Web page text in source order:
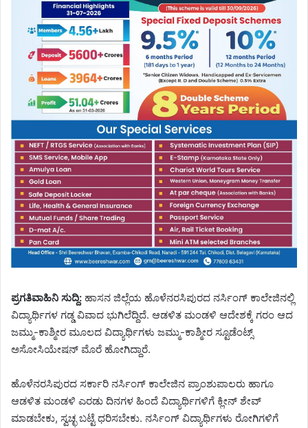
ಪ್ರಗತಿವಾಹಿನಿ ಸುದ್ದಿ: ಹಾಸನ ಜಿಲ್ಲೆಯ ಹೊಳೆನರಸಿಪುರದ ನರ್ಸಿಂಗ್ ಕಾಲೇಜಿನಲ್ಲಿ
ವಿದ್ಯಾರ್ಥಿಗಳ ಗಡ್ಡ ವಿವಾದ ಭುಗಿಲೆದ್ದಿದೆ. ಆಡಳಿತ ಮಂಡಳಿ ಆದೇಶಕ್ಕೆ ಗರಂ ಆದ
ಜಮ್ಮು-ಕಾಶ್ಮೀರ ಮೂಲದ ವಿದ್ಯಾರ್ಥಿಗಳು ಜಮ್ಮು-ಕಾಶ್ಮೀರ ಸ್ಟೂಡೆಂಟ್ಸ್
ಅಸೋಸಿಯೇಷನ್ ಮೊರೆ ಹೋಗಿದ್ದಾರೆ.
ಹೊಳೆನರಸಿಪುರದ ಸರ್ಕಾರಿ ನರ್ಸಿಂಗ್ ಕಾಲೇಜಿನ ಪ್ರಾಂಶುಪಾಲರು ಹಾಗೂ
ಆಡಳಿತ ಮಂಡಳಿ ಎರಡು ದಿನಗಳ ಹಿಂದೆ ವಿದ್ಯಾರ್ಥಿಗಳಿಗೆ ಕ್ಲೀನ್ ಶೇವ್
ಮಾಡಬೇಕು, ಸ್ವಚ್ಛ ಬಟ್ಟೆ ಧರಿಸಬೇಕು. ನರ್ಸಿಂಗ್ ವಿದ್ಯಾರ್ಥಿಗಳು ರೋಗಿಗಳಿಗೆ